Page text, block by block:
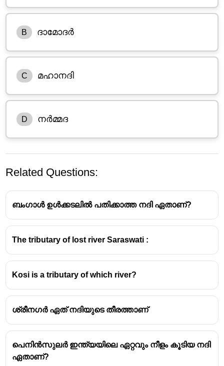
B ദാമോദർ
C മഹാനദി
D നർമ്മദ
Related Questions:
ബംഗാൾ ഉൾക്കടലിൽ പതിക്കാത്ത നദി ഏതാണ്?
The tributary of lost river Saraswati :
Kosi is a tributary of which river?
ശ്രീനഗർ ഏത് നദിയുടെ തീരത്താണ്
പെനിൻസുലർ ഇന്ത്യയിലെ ഏറ്റവും നീളം കൂടിയ നദി
ഏതാണ്?